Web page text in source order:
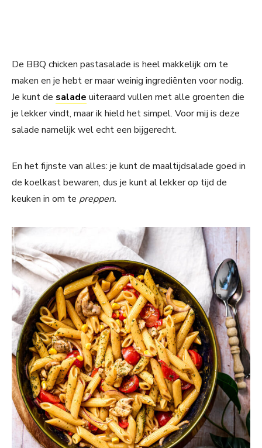
De BBQ chicken pastasalade is heel makkelijk om te
maken en je hebt er maar weinig ingrediënten voor nodig.
Je kunt de salade uiteraard vullen met alle groenten die
je lekker vindt, maar ik hield het simpel. Voor mij is deze
salade namelijk wel echt een bijgerecht.
En het fijnste van alles: je kunt de maaltijdsalade goed in
de koelkast bewaren, dus je kunt al lekker op tijd de
keuken in om te preppen.